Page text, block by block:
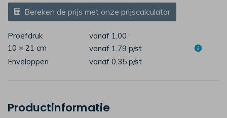
Bereken de prijs met onze prijscalculator
Proefdruk
vanaf 1,00
10 × 21 cm
vanaf 1,79 p/st
Enveloppen
vanaf 0,35 p/st
Productinformatie